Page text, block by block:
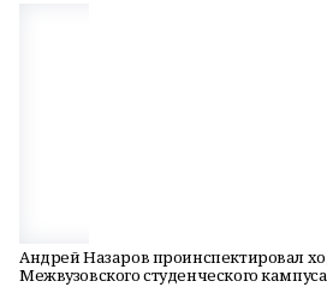
Андрей Назаров проинспектировал
Межвузовского студенческого кампуса